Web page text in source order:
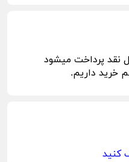
نقد پرداخت میشود
خرید داریم.
کنید